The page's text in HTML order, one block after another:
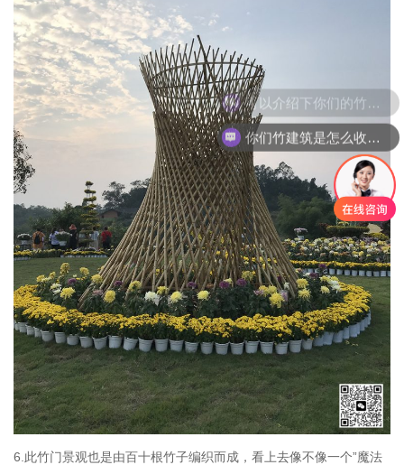
6.此竹门景观也是由百十根竹子编织而成，看上去像不像一个”魔法